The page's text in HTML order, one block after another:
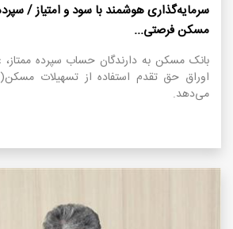
سرمایه‌گذاری هوشمند با سود و امتیاز /
مسکن فرصتی...
بانک مسکن به دارندگان حساب سپرده ممتاز،
اوراق حق تقدم استفاده از تسهیلات
می‌دهد.